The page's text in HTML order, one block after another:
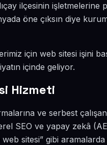
ilçesinin
öne çıksın diye
için web sitesi işini
içinde geliyor.
Hizmeti
ve serbest
SEO ve yapay zekâ
web sitesi” gibi